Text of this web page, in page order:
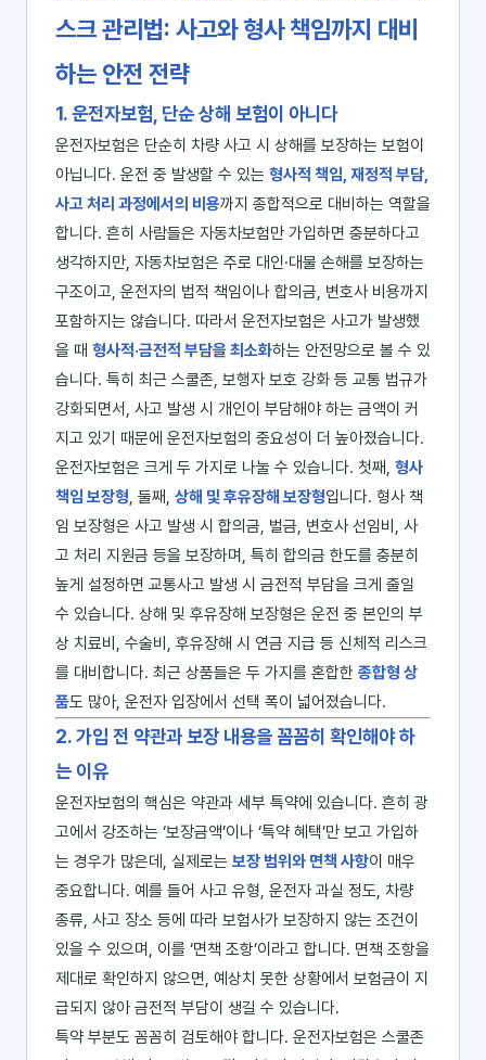
스크 관리법: 사고와 형사 책임까지 대비
하는 안전 전략
1. 운전자보험, 단순 상해 보험이 아니다
운전자보험은 단순히 차량 사고 시 상해를 보장하는 보험이
아닙니다. 운전 중 발생할 수 있는 형사적 책임, 재정적 부담,
사고 처리 과정에서의 비용까지 종합적으로 대비하는 역할을
합니다. 흔히 사람들은 자동차보험만 가입하면 충분하다고
생각하지만, 자동차보험은 주로 대인·대물 손해를 보장하는
구조이고, 운전자의 법적 책임이나 합의금, 변호사 비용까지
포함하지는 않습니다. 따라서 운전자보험은 사고가 발생했
을 때 형사적·금전적 부담을 최소화하는 안전망으로 볼 수 있
습니다. 특히 최근 스쿨존, 보행자 보호 강화 등 교통 법규가
강화되면서, 사고 발생 시 개인이 부담해야 하는 금액이 커
지고 있기 때문에 운전자보험의 중요성이 더 높아졌습니다.
운전자보험은 크게 두 가지로 나눌 수 있습니다. 첫째, 형사
책임 보장형, 둘째, 상해 및 후유장해 보장형입니다. 형사 책
임 보장형은 사고 발생 시 합의금, 벌금, 변호사 선임비, 사
고 처리 지원금 등을 보장하며, 특히 합의금 한도를 충분히
높게 설정하면 교통사고 발생 시 금전적 부담을 크게 줄일
수 있습니다. 상해 및 후유장해 보장형은 운전 중 본인의 부
상 치료비, 수술비, 후유장해 시 연금 지급 등 신체적 리스크
를 대비합니다. 최근 상품들은 두 가지를 혼합한 종합형 상
품도 많아, 운전자 입장에서 선택 폭이 넓어졌습니다.
2. 가입 전 약관과 보장 내용을 꼼꼼히 확인해야 하
는 이유
운전자보험의 핵심은 약관과 세부 특약에 있습니다. 흔히 광
고에서 강조하는 ‘보장금액’이나 ‘특약 혜택’만 보고 가입하
는 경우가 많은데, 실제로는 보장 범위와 면책 사항이 매우
중요합니다. 예를 들어 사고 유형, 운전자 과실 정도, 차량
종류, 사고 장소 등에 따라 보험사가 보장하지 않는 조건이
있을 수 있으며, 이를 ‘면책 조항’이라고 합니다. 면책 조항을
제대로 확인하지 않으면, 예상치 못한 상황에서 보험금이 지
급되지 않아 금전적 부담이 생길 수 있습니다.
특약 부분도 꼼꼼히 검토해야 합니다. 운전자보험은 스쿨존